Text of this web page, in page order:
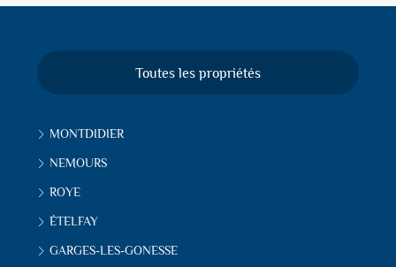
Toutes les propriétés
MONTDIDIER
NEMOURS
ROYE
ÉTELFAY
GARGES-LES-GONESSE